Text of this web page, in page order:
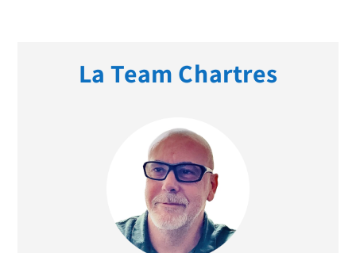
La Team Chartres